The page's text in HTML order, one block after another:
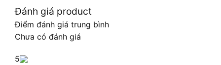
Đánh giá product
Điểm đánh giá trung bình
Chưa có đánh giá
5